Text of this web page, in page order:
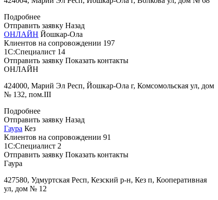
Подробнее
Отправить заявку Назад
ОНЛАЙН Йошкар-Ола
Клиентов на сопровождении 197
1С:Специалист 14
Отправить заявку Показать контакты
ОНЛАЙН
424000, Марий Эл Респ, Йошкар-Ола г, Комсомольская ул, дом
№ 132, пом.III
Подробнее
Отправить заявку Назад
Гаура Кез
Клиентов на сопровождении 91
1С:Специалист 2
Отправить заявку Показать контакты
Гаура
427580, Удмуртская Респ, Кезский р-н, Кез п, Кооперативная
ул, дом № 12